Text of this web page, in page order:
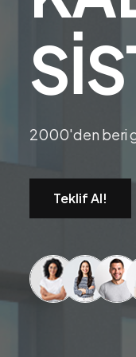
SİS
2000'den beri
Teklif Al!